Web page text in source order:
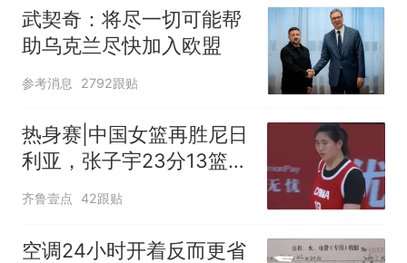
武契奇：将尽一切可能帮
助乌克兰尽快加入欧盟
参考消息 2792跟贴
热身赛|中国女篮再胜尼日
利亚，张子宇23分13篮板
表现抢眼
齐鲁壹点 42跟贴
空调24小时开着反而更省